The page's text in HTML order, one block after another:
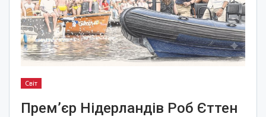
Світ
Прем’єр Нідерландів Роб Єттен